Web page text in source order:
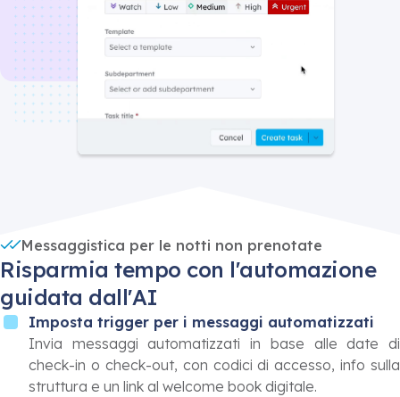
Messaggistica per le notti non prenotate
Risparmia tempo con l'automazione
guidata dall'AI
Imposta trigger per i messaggi automatizzati
Invia messaggi automatizzati in base alle date di
check-in o check-out, con codici di accesso, info sulla
struttura e un link al welcome book digitale.